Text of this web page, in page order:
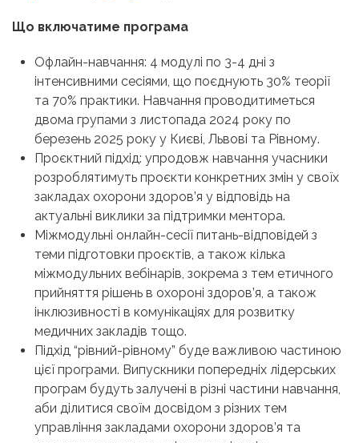
Що включатиме програма
Офлайн-навчання: 4 модулі по 3-4 дні з
інтенсивними сесіями, що поєднують 30% теорії
та 70% практики. Навчання проводитиметься
двома групами з листопада 2024 року по
березень 2025 року у Києві, Львові та Рівному.
Проєктний підхід: упродовж навчання учасники
розроблятимуть проєкти конкретних змін у своїх
закладах охорони здоров’я у відповідь на
актуальні виклики за підтримки ментора.
Міжмодульні онлайн-сесії питань-відповідей з
теми підготовки проєктів, а також кілька
міжмодульних вебінарів, зокрема з тем етичного
прийняття рішень в охороні здоров’я, а також
інклюзивності в комунікаціях для розвитку
медичних закладів тощо.
Підхід “рівний-рівному” буде важливою частиною
цієї програми. Випускники попередніх лідерських
програм будуть залучені в різні частини навчання,
аби ділитися своїм досвідом з різних тем
управління закладами охорони здоров’я та